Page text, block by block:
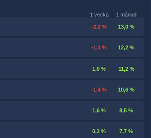
1 vecka 1 månad
-2,2 % 13,0 %
-1,1 % 12,2 %
1,0 % 11,2 %
-1,4 % 10,6 %
1,6 % 8,5 %
0,3 % 7,7 %